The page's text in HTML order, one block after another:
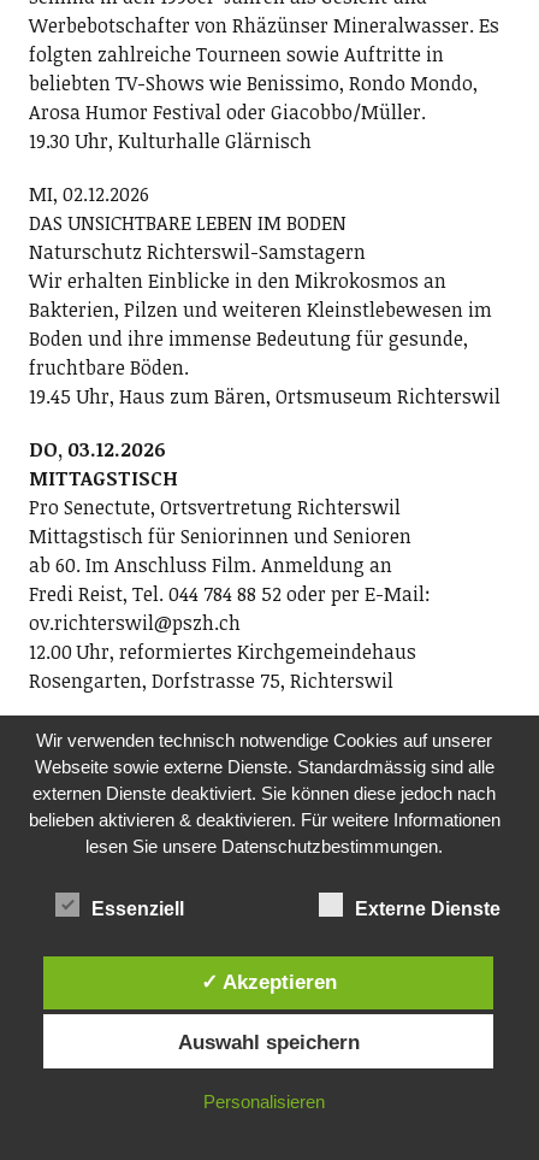
Werbebotschafter von Rhäzünser Mineralwasser. Es
folgten zahlreiche Tourneen sowie Auftritte in
beliebten TV-Shows wie Benissimo, Rondo Mondo,
Arosa Humor Festival oder Giacobbo/Müller.
19.30 Uhr, Kulturhalle Glärnisch
MI, 02.12.2026
DAS UNSICHTBARE LEBEN IM BODEN
Naturschutz Richterswil-Samstagern
Wir erhalten Einblicke in den Mikrokosmos an
Bakterien, Pilzen und weiteren Kleinstlebewesen im
Boden und ihre immense Bedeutung für gesunde,
fruchtbare Böden.
19.45 Uhr, Haus zum Bären, Ortsmuseum Richterswil
DO, 03.12.2026
MITTAGSTISCH
Pro Senectute, Ortsvertretung Richterswil
Mittagstisch für Seniorinnen und Senioren
ab 60. Im Anschluss Film. Anmeldung an
Fredi Reist, Tel. 044 784 88 52 oder per E-Mail:
ov.richterswil@pszh.ch
12.00 Uhr, reformiertes Kirchgemeindehaus
Rosengarten, Dorfstrasse 75, Richterswil
DO, 10.12.2026
TANZ-CAFÉ MIT LIVE-MUSIK
Pro Senectute Kanton Zürich, Ortsvertretung
Wädenswil und Au
Die Ortsvertretung Wädenswil und Au organisiert das
Knobel. Alle Tanzbegeisterten der Generation 60+ sind
schwingen. Auch wenn Sie nur zuhören wollen, sind
Sie herzlich willkommen!
14.30-16.30 Uhr, Boccia Richterswil,
Alte Landstr. 70, Richterswil (oberhalb Tuwag-Areal
Wir verwenden technisch notwendige Cookies auf unserer
Webseite sowie externe Dienste. Standardmässig sind alle
externen Dienste deaktiviert. Sie können diese jedoch nach
belieben aktivieren & deaktivieren. Für weitere Informationen
lesen Sie unsere Datenschutzbestimmungen.
Essenziell Externe Dienste
✓ Akzeptieren
Auswahl speichern
Personalisieren